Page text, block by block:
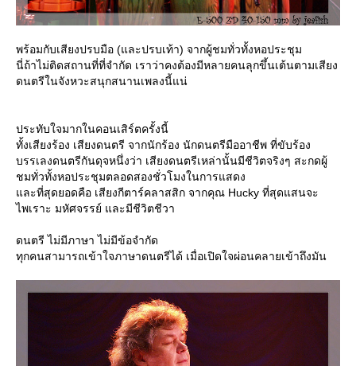
พร้อมกับเสียงปรบมือ (และปรบเท้า) จากผู้ชมทั่วทั้งหอประชุม
นี่ถ้าไม่ติดสถานที่ที่จำกัด เราว่าคงต้องมีหลายคนลุกขึ้นเต้นตามเสียง
ดนตรีในจังหวะสนุกสนานเพลงนี้แน่
ประทับใจมากในคอนเสิร์ตครั้งนี้
ทั้งเสียงร้อง เสียงดนตรี จากนักร้อง นักดนตรีมืออาชีพ ที่ขับร้อง
บรรเลงดนตรีกันดุจหนึ่งว่า เสียงดนตรีเหล่านั้นมีชีวิตจริงๆ สะกดผู้
ชมทั่วทั้งหอประชุมตลอดสองชั่วโมงในการแสดง
และที่สุดยอดคือ เสียงกีตาร์คลาสสิก จากคุณ Hucky ที่สุดแสนจะ
ไพเราะ มหัศจรรย์ และมีชีวิตชีวา
ดนตรี ไม่มีภาษา ไม่มีข้อจำกัด
ทุกคนสามารถเข้าใจภาษาดนตรีได้ เมื่อเปิดใจผ่อนคลายเข้าถึงมัน